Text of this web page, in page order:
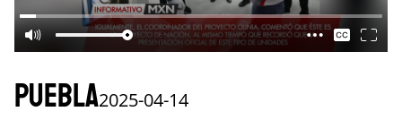
Puebla2025-04-14